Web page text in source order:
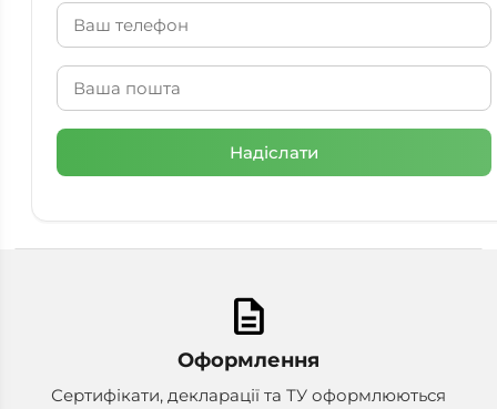
description
Оформлення
Сертифікати, декларації та ТУ оформлюються